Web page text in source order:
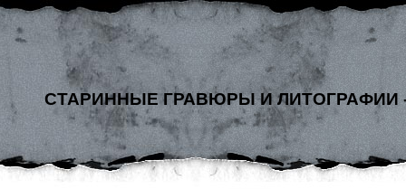
СТАРИННЫЕ ГРАВЮРЫ И ЛИТОГРАФИИ